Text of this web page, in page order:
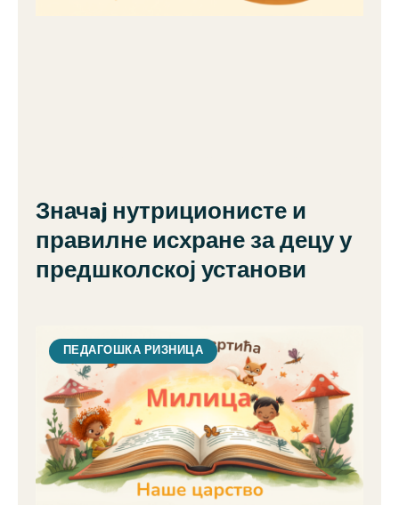
Значaj нутриционисте и
правилне исхране за децу у
предшколској установи
ПЕДАГОШКА РИЗНИЦА